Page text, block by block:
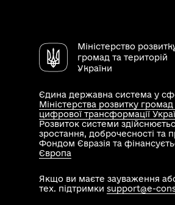
Міністерство
громад та територій
України
Єдина державна система у
Міністерства розвитку
цифрової трансформації
Розвиток системи
зростання, доброчесності та
Фондом Євразія та
Європа
Якщо ви маєте зауваження
тех. підтримки support@e-